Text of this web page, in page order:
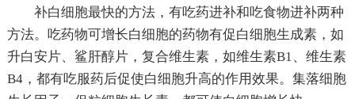
补白细胞最快的方法，有吃药进补和吃食物进补两种
方法。吃药物可增长白细胞的药物有促白细胞生成素，如
升白安片、鲨肝醇片，复合维生素，如维生素B1、维生素
B4，都有吃服药后促使白细胞升高的作用效果。集落细胞